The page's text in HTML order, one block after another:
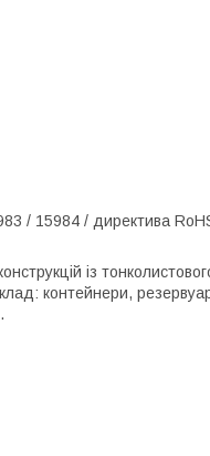
/ 15984 / директива
із
контейнери,